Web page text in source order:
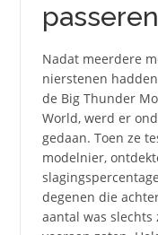
Nadat meerdere
nierstenen
de Big Thunder
World, werd er
gedaan. Toen ze
modelnier,
degenen die
aantal was